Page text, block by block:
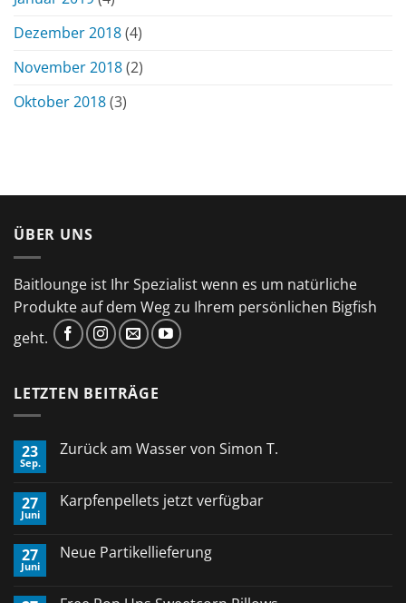
Dezember 2018(4)
November 2018(2)
Oktober 2018(3)
ÜBER UNS
Baitlounge ist Ihr Spezialist wenn es um natürliche
Produkte auf dem Weg zu Ihrem persönlichen Bigfish
geht.
LETZTEN BEITRÄGE
23
Sep.
Zurück am Wasser von Simon T.
Zurück
Simon
T.
27
Juni
Karpfenpellets jetzt verfügbar
Karpfenpellets
27
Juni
Neue Partikellieferung